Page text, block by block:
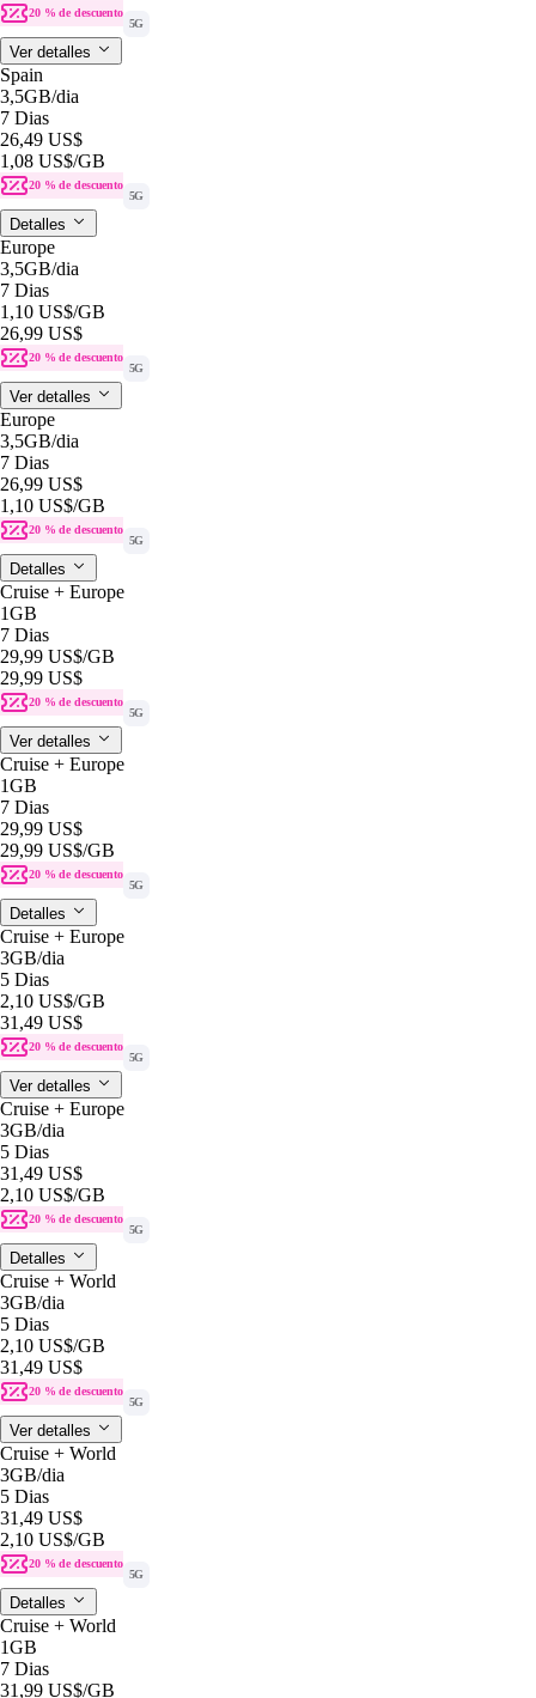
20 % de descuento
5G
Ver detalles
Spain
3,5GB/dia
7 Dias
26,49 US$
1,08 US$/GB
20 % de descuento
5G
Detalles
Europe
3,5GB/dia
7 Dias
1,10 US$/GB
26,99 US$
20 % de descuento
5G
Ver detalles
Europe
3,5GB/dia
7 Dias
26,99 US$
1,10 US$/GB
20 % de descuento
5G
Detalles
Cruise + Europe
1GB
7 Dias
29,99 US$/GB
29,99 US$
20 % de descuento
5G
Ver detalles
Cruise + Europe
1GB
7 Dias
29,99 US$
29,99 US$/GB
20 % de descuento
5G
Detalles
Cruise + Europe
3GB/dia
5 Dias
2,10 US$/GB
31,49 US$
20 % de descuento
5G
Ver detalles
Cruise + Europe
3GB/dia
5 Dias
31,49 US$
2,10 US$/GB
20 % de descuento
5G
Detalles
Cruise + World
3GB/dia
5 Dias
2,10 US$/GB
31,49 US$
20 % de descuento
5G
Ver detalles
Cruise + World
3GB/dia
5 Dias
31,49 US$
2,10 US$/GB
20 % de descuento
5G
Detalles
Cruise + World
1GB
7 Dias
31,99 US$/GB